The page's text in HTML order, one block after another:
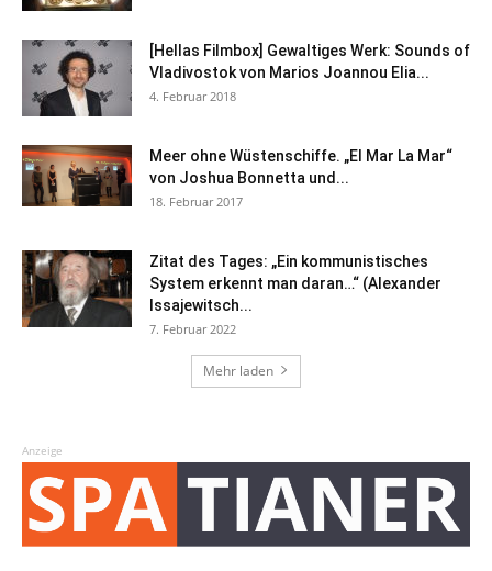
[Hellas Filmbox] Gewaltiges Werk: Sounds of
Vladivostok von Marios Joannou Elia...
4. Februar 2018
Meer ohne Wüstenschiffe. „El Mar La Mar“
von Joshua Bonnetta und...
18. Februar 2017
Zitat des Tages: „Ein kommunistisches
System erkennt man daran…“ (Alexander
Issajewitsch...
7. Februar 2022
Mehr laden
Anzeige